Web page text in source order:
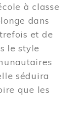
à classe
dans
et de
le style
séduira
que les